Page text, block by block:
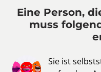
Eine Person,
muss
Sie ist